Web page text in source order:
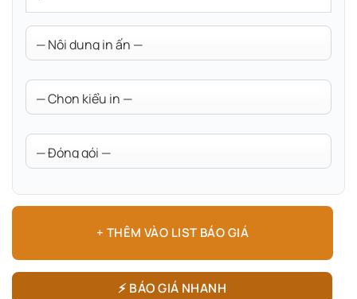
+ THÊM VÀO LIST BÁO GIÁ
⚡ BÁO GIÁ NHANH